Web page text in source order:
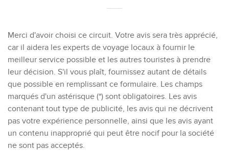
Merci d'avoir choisi ce circuit. Votre avis sera très apprécié,
car il aidera les experts de voyage locaux à fournir le
meilleur service possible et les autres touristes à prendre
leur décision. S'il vous plaît, fournissez autant de détails
que possible en remplissant ce formulaire. Les champs
marqués d'un astérisque (*) sont obligatoires. Les avis
contenant tout type de publicité, les avis qui ne décrivent
pas votre expérience personnelle, ainsi que les avis ayant
un contenu inapproprié qui peut être nocif pour la société
ne sont pas acceptés.